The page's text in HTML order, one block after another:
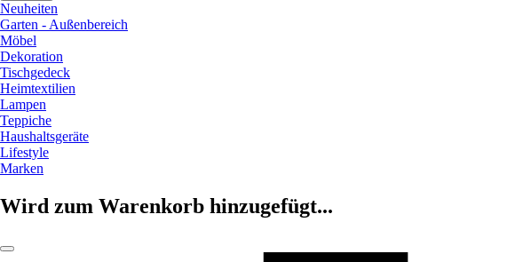
Neuheiten
Garten - Außenbereich
Möbel
Dekoration
Tischgedeck
Heimtextilien
Lampen
Teppiche
Haushaltsgeräte
Lifestyle
Marken
Wird zum Warenkorb hinzugefügt...